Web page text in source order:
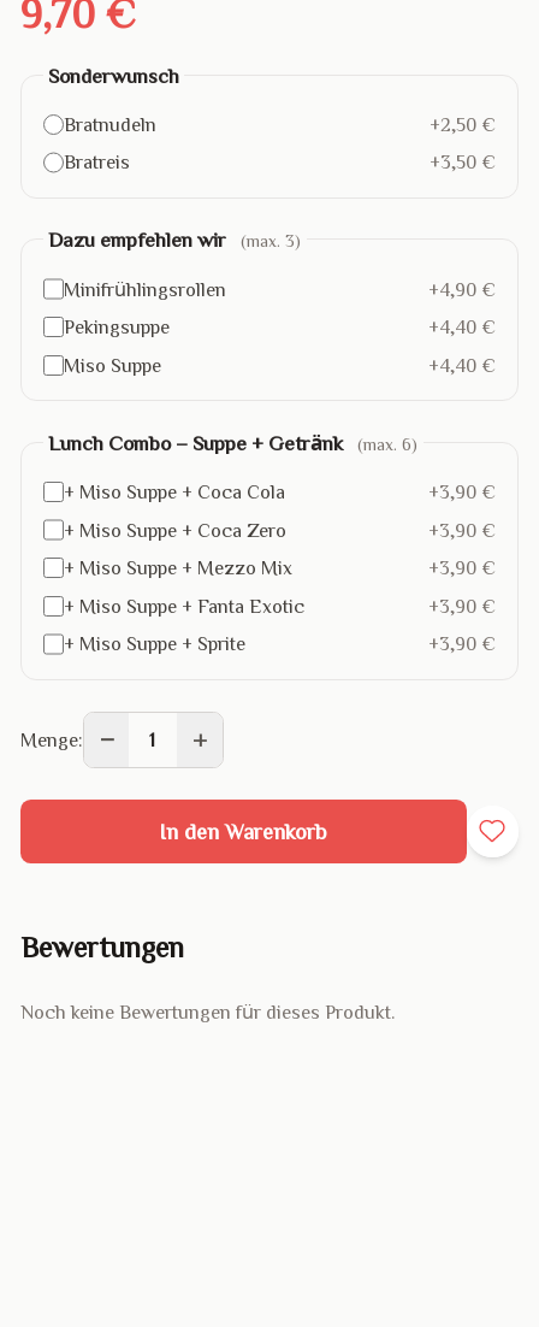
9,70 €
Sonderwunsch
Bratnudeln
+2,50 €
Bratreis
+3,50 €
Dazu empfehlen wir (max. 3)
Minifrühlingsrollen
+4,90 €
Pekingsuppe
+4,40 €
Miso Suppe
+4,40 €
Lunch Combo – Suppe + Getränk (max. 6)
+ Miso Suppe + Coca Cola
+3,90 €
+ Miso Suppe + Coca Zero
+3,90 €
+ Miso Suppe + Mezzo Mix
+3,90 €
+ Miso Suppe + Fanta Exotic
+3,90 €
+ Miso Suppe + Sprite
+3,90 €
Menge: − 1 +
In den Warenkorb
Bewertungen
Noch keine Bewertungen für dieses Produkt.